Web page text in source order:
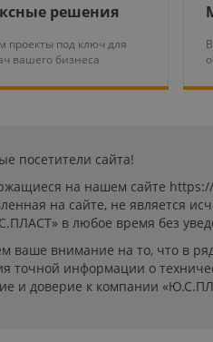
решения
проекты под ключ для
вашего бизнеса
посетители сайта!
на нашем сайте
на сайте, не является
в любое время без
ваше внимание на то, что в
точной информации о
и доверие к компании